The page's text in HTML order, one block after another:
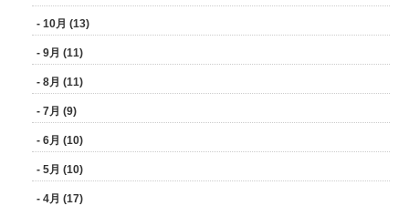
- 10月 (13)
- 9月 (11)
- 8月 (11)
- 7月 (9)
- 6月 (10)
- 5月 (10)
- 4月 (17)